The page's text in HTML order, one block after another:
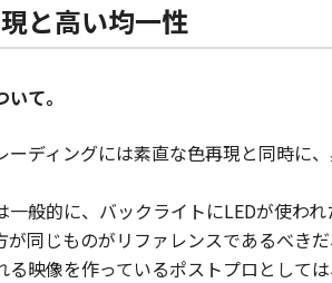
と高い均一性
て。
ーディングには素直な色再現と同時に
一般的に、バックライトにLEDが使わ
が同じものがリファレンスであるべきだ
る映像を作っているポストプロとして